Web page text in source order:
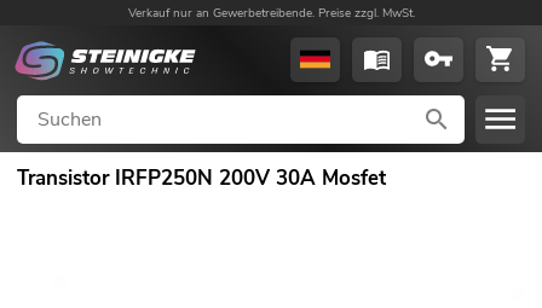
Verkauf nur an Gewerbetreibende. Preise zzgl. MwSt.
Transistor IRFP250N 200V 30A Mosfet